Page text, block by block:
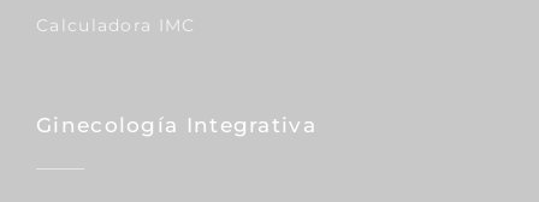
Calculadora IMC
Ginecología Integrativa